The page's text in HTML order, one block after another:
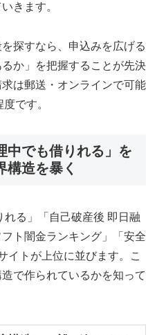
きます。
探すなら、申込みを広げる
か」を把握することが先決
は郵送・オンラインで可能
です。
中でも借りれる」を
構造を暴く
る」「自己破産後 即日融
ト闇金ランキング」「安全
イトが上位に並びます。こ
で作られているかを知って